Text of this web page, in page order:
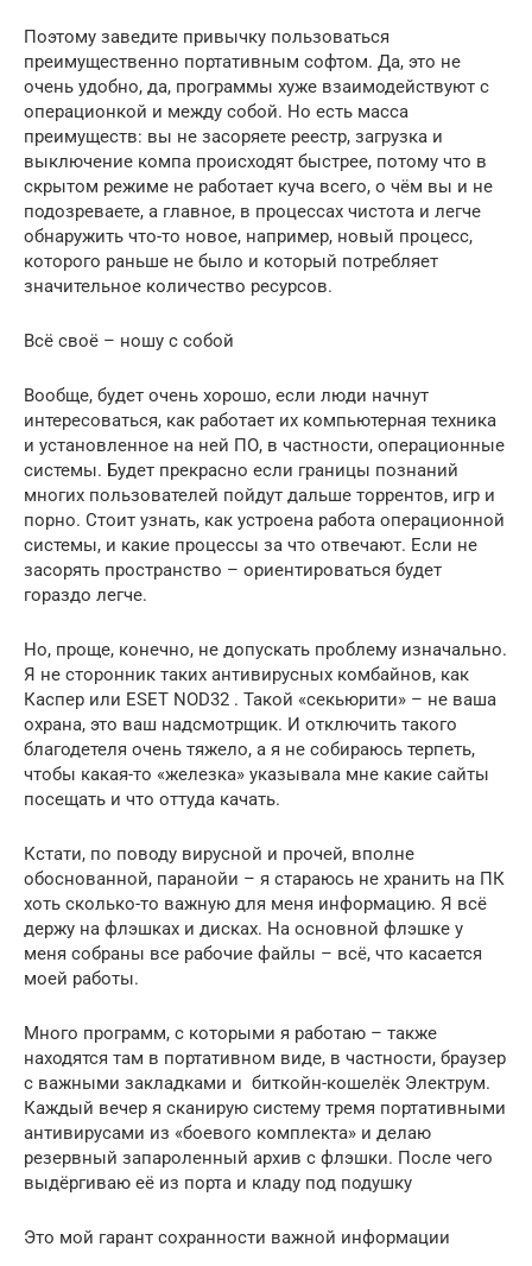
Поэтому заведите привычку пользоваться
преимущественно портативным софтом. Да, это не
очень удобно, да, программы хуже взаимодействуют с
операционкой и между собой. Но есть масса
преимуществ: вы не засоряете реестр, загрузка и
выключение компа происходят быстрее, потому что в
скрытом режиме не работает куча всего, о чём вы и не
подозреваете, а главное, в процессах чистота и легче
обнаружить что-то новое, например, новый процесс,
которого раньше не было и который потребляет
значительное количество ресурсов.
Всё своё – ношу с собой
Вообще, будет очень хорошо, если люди начнут
интересоваться, как работает их компьютерная техника
и установленное на ней ПО, в частности, операционные
системы. Будет прекрасно если границы познаний
многих пользователей пойдут дальше торрентов, игр и
порно. Стоит узнать, как устроена работа операционной
системы, и какие процессы за что отвечают. Если не
засорять пространство – ориентироваться будет
гораздо легче.
Но, проще, конечно, не допускать проблему изначально.
Я не сторонник таких антивирусных комбайнов, как
Каспер или ESET NOD32 . Такой «секьюрити» – не ваша
охрана, это ваш надсмотрщик. И отключить такого
благодетеля очень тяжело, а я не собираюсь терпеть,
чтобы какая-то «железка» указывала мне какие сайты
посещать и что оттуда качать.
Кстати, по поводу вирусной и прочей, вполне
обоснованной, паранойи – я стараюсь не хранить на ПК
хоть сколько-то важную для меня информацию. Я всё
держу на флэшках и дисках. На основной флэшке у
меня собраны все рабочие файлы – всё, что касается
моей работы.
Много программ, с которыми я работаю – также
находятся там в портативном виде, в частности, браузер
с важными закладками и биткойн-кошелёк Электрум.
Каждый вечер я сканирую систему тремя портативными
антивирусами из «боевого комплекта» и делаю
резервный запароленный архив с флэшки. После чего
выдёргиваю её из порта и кладу под подушку
Это мой гарант сохранности важной информации